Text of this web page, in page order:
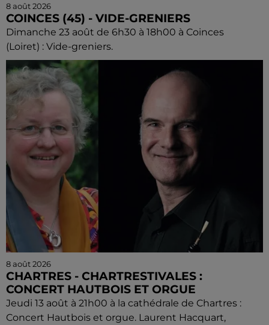
8 août 2026
COINCES (45) - VIDE-GRENIERS
Dimanche 23 août de 6h30 à 18h00 à Coinces
(Loiret) : Vide-greniers.
8 août 2026
CHARTRES - CHARTRESTIVALES :
CONCERT HAUTBOIS ET ORGUE
Jeudi 13 août à 21h00 à la cathédrale de Chartres :
Concert Hautbois et orgue. Laurent Hacquart,